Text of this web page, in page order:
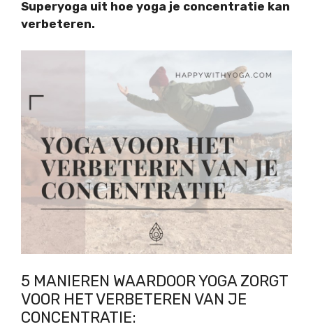
Superyoga uit hoe yoga je concentratie kan
verbeteren.
5 MANIEREN WAARDOOR YOGA ZORGT
VOOR HET VERBETEREN VAN JE
CONCENTRATIE: